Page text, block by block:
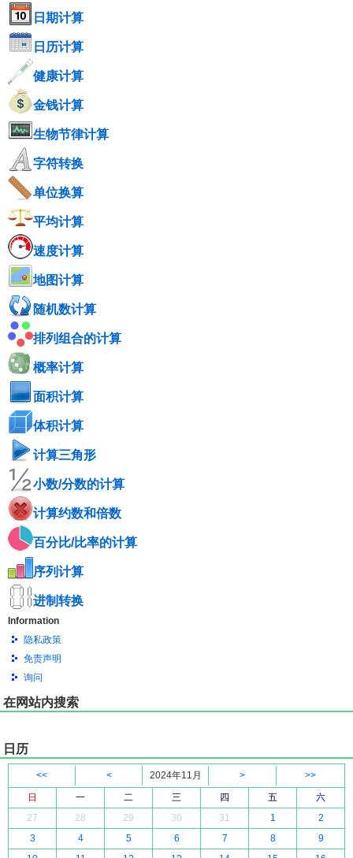
日期计算
日历计算
健康计算
金钱计算
生物节律计算
字符转换
单位换算
平均计算
速度计算
地图计算
随机数计算
排列组合的计算
概率计算
面积计算
体积计算
计算三角形
小数/分数的计算
计算约数和倍数
百分比/比率的计算
序列计算
进制转换
Information
隐私政策
免责声明
询问
在网站内搜索
日历
<< < 2024年11月 >
>>
日
一 二 三 四 五
六
27
28 29 30 31 1
2
3
4 5 6 7 8
9